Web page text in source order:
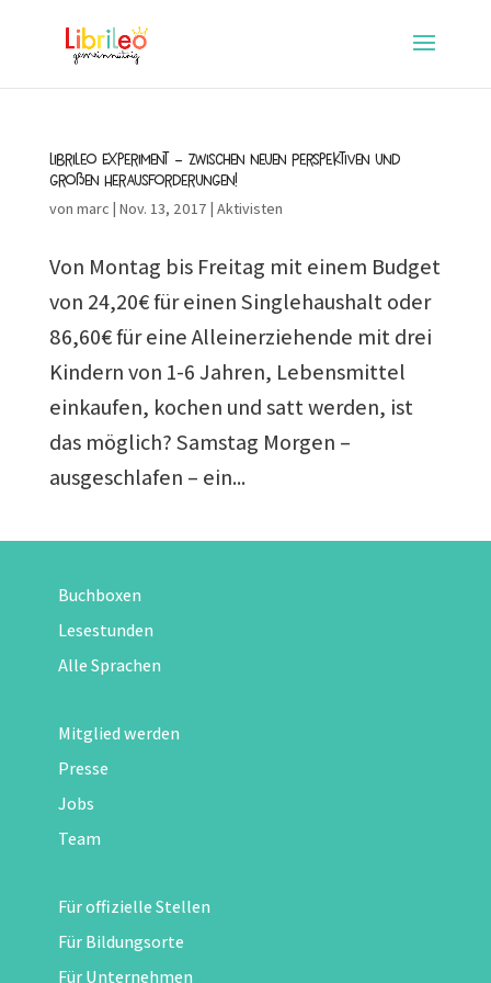
Librileo Experiment – zwischen neuen Perspektiven und
großen Herausforderungen!
von marc | Nov. 13, 2017 | Aktivisten
Von Montag bis Freitag mit einem Budget
von 24,20€ für einen Singlehaushalt oder
86,60€ für eine Alleinerziehende mit drei
Kindern von 1-6 Jahren, Lebensmittel
einkaufen, kochen und satt werden, ist
das möglich? Samstag Morgen –
ausgeschlafen – ein...
Buchboxen
Lesestunden
Alle Sprachen
Mitglied werden
Presse
Jobs
Team
Für offizielle Stellen
Für Bildungsorte
Für Unternehmen